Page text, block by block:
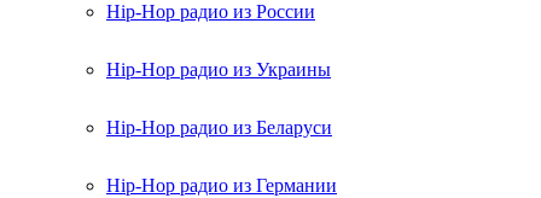
Hip-Hop радио из России
Hip-Hop радио из Украины
Hip-Hop радио из Беларуси
Hip-Hop радио из Германии